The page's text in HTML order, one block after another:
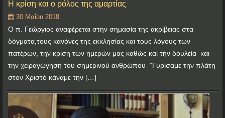
Η κρίση και ο ρόλος της αμαρτίας
30 Μαΐου 2018
Ο π. Γεώργιος αναφέρεται στην σημασία της ακρίβειας στα
δόγματα,τους κανόνες της εκκλησίας και τους λόγους των
πατέρων, την κρίση των ημερών μας καθώς και την δουλεία και
την χειραγώγηση του σημερινού ανθρώπου ”Γυρίσαμε την πλάτη
στον Χριστό κάναμε την […]